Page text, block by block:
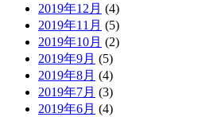
2019年12月 (4)
2019年11月 (5)
2019年10月 (2)
2019年9月 (5)
2019年8月 (4)
2019年7月 (3)
2019年6月 (4)